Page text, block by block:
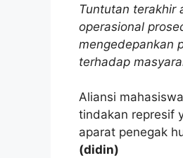
Tuntutan terakhir
operasional
mengedepankan
terhadap
Aliansi
tindakan represif
aparat penegak
(didin)